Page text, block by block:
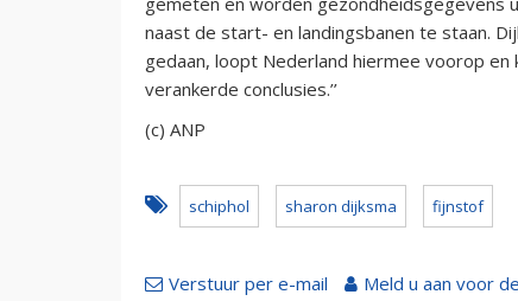
naast de start- en landingsbanen te staan.
gedaan, loopt Nederland hiermee voorop
verankerde conclusies.’’
(c) ANP
schiphol sharon dijksma fijnstof
Verstuur per e-mail Meld u aan voor